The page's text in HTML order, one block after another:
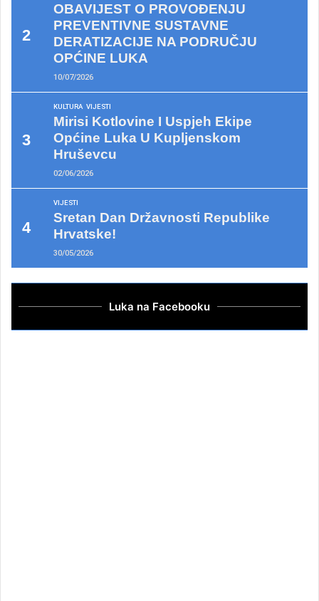
OBAVIJEST O PROVOĐENJU
PREVENTIVNE SUSTAVNE
DERATIZACIJE NA PODRUČJU
OPĆINE LUKA
10/07/2026
KULTURA VIJESTI
Mirisi Kotlovine I Uspjeh Ekipe
Općine Luka U Kupljenskom
Hruševcu
02/06/2026
VIJESTI
Sretan Dan Državnosti Republike
Hrvatske!
30/05/2026
Luka na Facebooku